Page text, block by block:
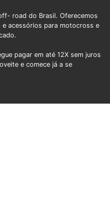
road do Brasil. Oferecemos
e acessórios para motocross e
pagar em até 12X sem juros
e comece já a se